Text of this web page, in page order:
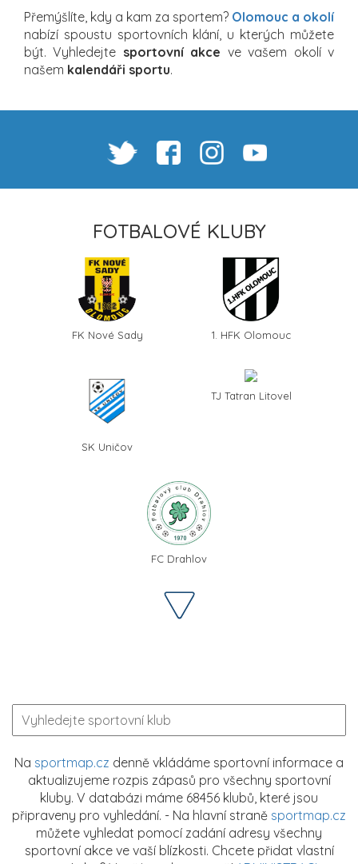
Přemýšlíte, kdy a kam za sportem? Olomouc a okolí
nabízí spoustu sportovních klání, u kterých můžete
být. Vyhledejte sportovní akce ve vašem okolí v
našem kalendáři sportu.
FOTBALOVÉ KLUBY
FK Nové Sady 1. HFK Olomouc
SK Uničov
TJ Tatran Litovel
FC Drahlov
Na sportmap.cz denně vkládáme sportovní informace a
aktualizujeme rozpis zápasů pro všechny sportovní
kluby. V databázi máme 68456 klubů, které jsou
připraveny pro vyhledání. - Na hlavní straně sportmap.cz
můžete vyhledat pomocí zadání adresy všechny
sportovní akce ve vaší blízkosti. Chcete přidat vlastní